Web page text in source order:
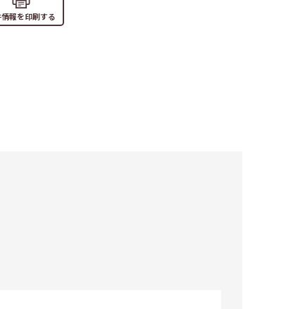
報を印刷する